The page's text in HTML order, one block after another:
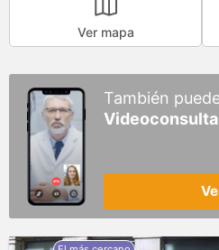
Ver mapa
También
Videoconsulta